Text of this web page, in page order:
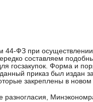
44-ФЗ при осуществлении
составляем
госзакупок. Форма и
приказ был издан
закреплены в новом
разногласия,